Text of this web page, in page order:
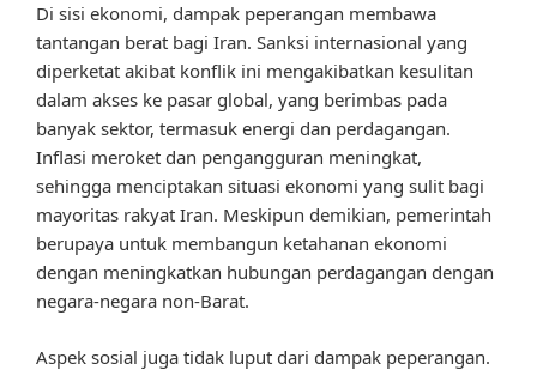
Di sisi ekonomi, dampak peperangan membawa
tantangan berat bagi Iran. Sanksi internasional yang
diperketat akibat konflik ini mengakibatkan kesulitan
dalam akses ke pasar global, yang berimbas pada
banyak sektor, termasuk energi dan perdagangan.
Inflasi meroket dan pengangguran meningkat,
sehingga menciptakan situasi ekonomi yang sulit bagi
mayoritas rakyat Iran. Meskipun demikian, pemerintah
berupaya untuk membangun ketahanan ekonomi
dengan meningkatkan hubungan perdagangan dengan
negara-negara non-Barat.
Aspek sosial juga tidak luput dari dampak peperangan.